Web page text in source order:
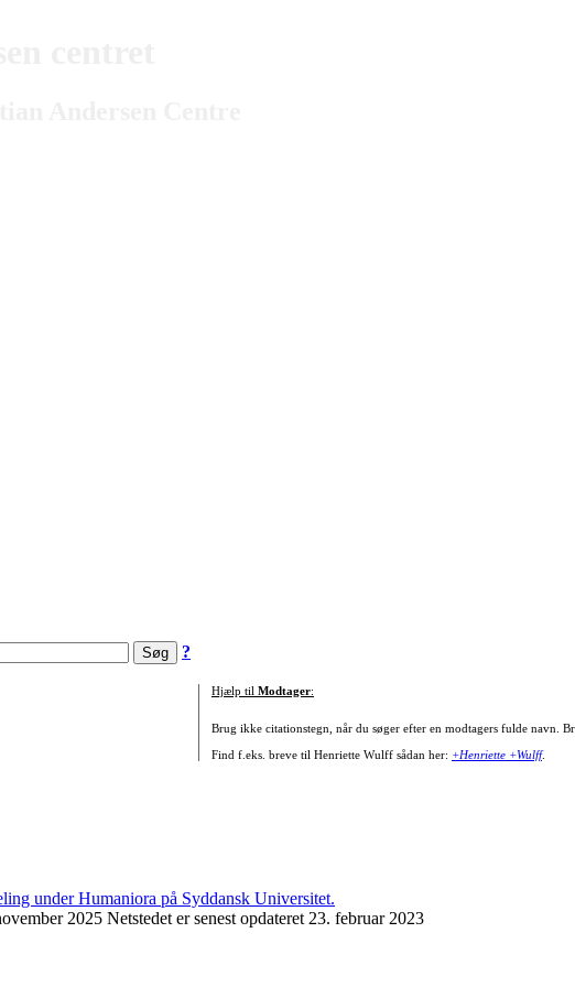
?
Hjælp til Modtager:
Brug ikke citationstegn, når du søger efter en modtagers fulde navn.
Find f.eks. breve til Henriette Wulff sådan her: +Henriette +Wulff.
2025 Netstedet er senest opdateret 23. februar 2023